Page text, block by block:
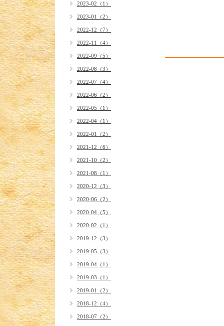
2023-02（1）
2023-01（2）
2022-12（7）
2022-11（4）
2022-09（5）
2022-08（3）
2022-07（4）
2022-06（2）
2022-05（1）
2022-04（1）
2022-01（2）
2021-12（6）
2021-10（2）
2021-08（1）
2020-12（3）
2020-06（2）
2020-04（5）
2020-02（1）
2019-12（3）
2019-05（3）
2019-04（1）
2019-03（1）
2019-01（2）
2018-12（4）
2018-07（2）